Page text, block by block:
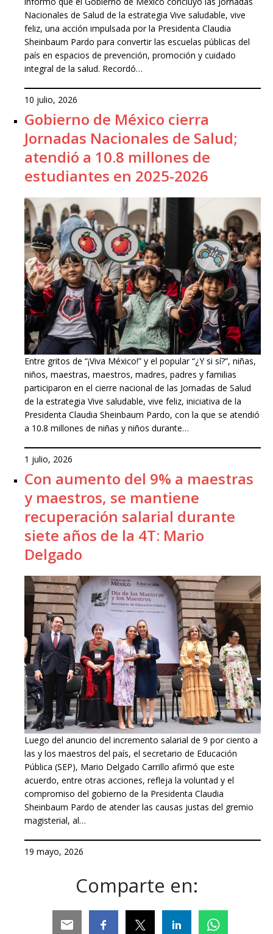
Nacionales de Salud de la estrategia Vive saludable, vive
feliz, una acción impulsada por la Presidenta Claudia
Sheinbaum Pardo para convertir las escuelas públicas del
país en espacios de prevención, promoción y cuidado
integral de la salud. Recordó…
10 julio, 2026
Gobierno de México cierra
Jornadas Nacionales de Salud;
atendió a 10.8 millones de
estudiantes en 2025-2026
Entre gritos de “¡Viva México!” y el popular “¿Y si sí?”, niñas,
niños, maestras, maestros, madres, padres y familias
participaron en el cierre nacional de las Jornadas de Salud
de la estrategia Vive saludable, vive feliz, iniciativa de la
Presidenta Claudia Sheinbaum Pardo, con la que se atendió
a 10.8 millones de niñas y niños durante…
1 julio, 2026
Con aumento del 9% a maestras
y maestros, se mantiene
recuperación salarial durante
siete años de la 4T: Mario
Delgado
Luego del anuncio del incremento salarial de 9 por ciento a
las y los maestros del país, el secretario de Educación
Pública (SEP), Mario Delgado Carrillo afirmó que este
acuerdo, entre otras acciones, refleja la voluntad y el
compromiso del gobierno de la Presidenta Claudia
Sheinbaum Pardo de atender las causas justas del gremio
magisterial, al…
19 mayo, 2026
Comparte en: